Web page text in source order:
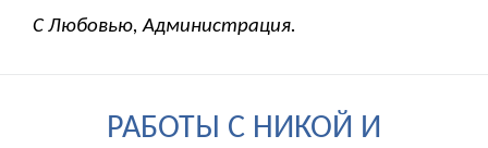
С Любовью, Администрация.
РАБОТЫ С НИКОЙ И